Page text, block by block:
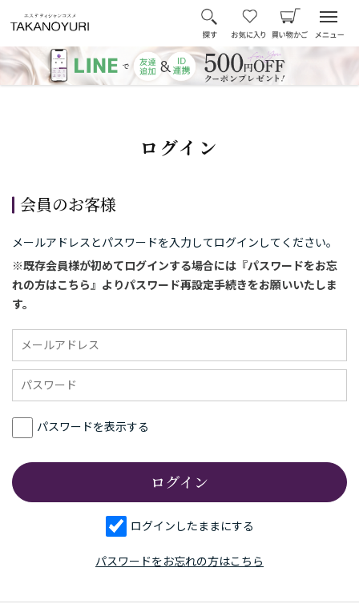
ログイン
会員のお客様
メールアドレスとパスワードを入力してログインしてください。
※既存会員様が初めてログインする場合には『パスワードをお忘
れの方はこちら』よりパスワード再設定手続きをお願いいたしま
す。
パスワードを表示する
ログインしたままにする
パスワードをお忘れの方はこちら